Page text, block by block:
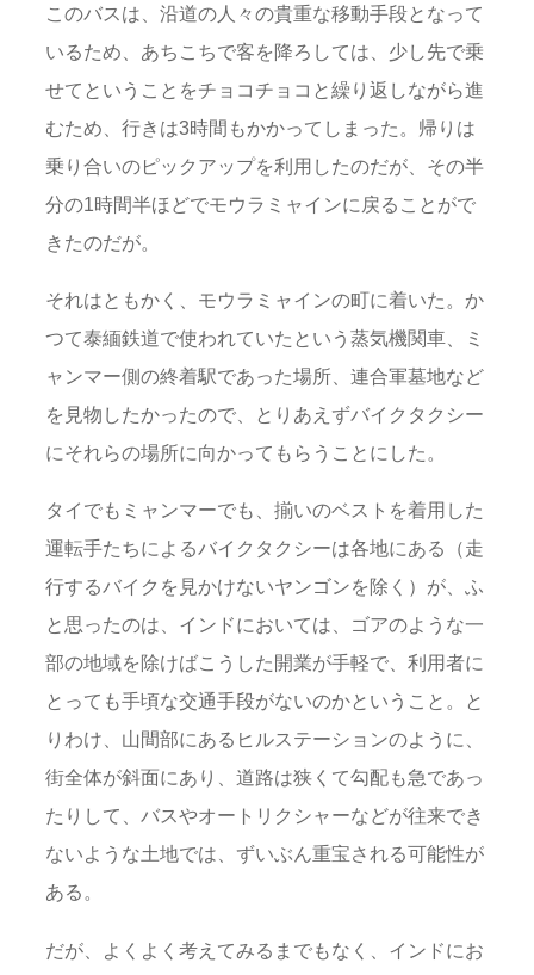
このバスは、沿道の人々の貴重な移動手段となって
いるため、あちこちで客を降ろしては、少し先で乗
せてということをチョコチョコと繰り返しながら進
むため、行きは3時間もかかってしまった。帰りは
乗り合いのピックアップを利用したのだが、その半
分の1時間半ほどでモウラミャインに戻ることがで
きたのだが。
それはともかく、モウラミャインの町に着いた。か
つて泰緬鉄道で使われていたという蒸気機関車、ミ
ャンマー側の終着駅であった場所、連合軍墓地など
を見物したかったので、とりあえずバイクタクシー
にそれらの場所に向かってもらうことにした。
タイでもミャンマーでも、揃いのベストを着用した
運転手たちによるバイクタクシーは各地にある（走
行するバイクを見かけないヤンゴンを除く）が、ふ
と思ったのは、インドにおいては、ゴアのような一
部の地域を除けばこうした開業が手軽で、利用者に
とっても手頃な交通手段がないのかということ。と
りわけ、山間部にあるヒルステーションのように、
街全体が斜面にあり、道路は狭くて勾配も急であっ
たりして、バスやオートリクシャーなどが往来でき
ないような土地では、ずいぶん重宝される可能性が
ある。
だが、よくよく考えてみるまでもなく、インドにお